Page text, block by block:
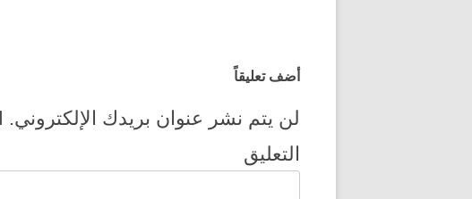
أضف تعليقاً
لن يتم نشر عنوان بريدك الإلكتروني.
التعليق